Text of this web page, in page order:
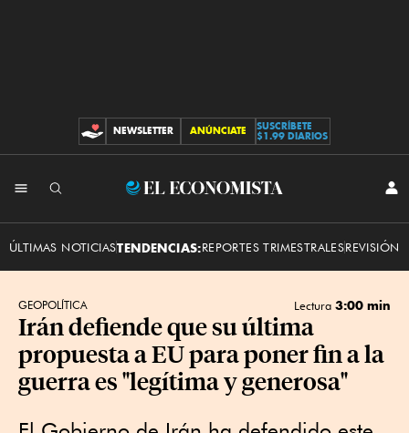
CONTRIBUCIONES
NEWSLETTER ANÚNCIATE
SUSCRÍBETE
$1.99 DIARIOS
El
ÚLTIMAS NOTICIASTENDENCIAS:REPORTES TRIMESTRALESREVISIÓN
GEOPOLÍTICA Lectura 3:00 min
Irán defiende que su última
propuesta a EU para poner fin a la
guerra es "legítima y generosa"